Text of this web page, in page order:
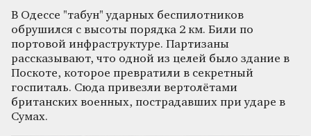
В Одессе "табун" ударных беспилотников
обрушился с высоты порядка 2 км. Били по
портовой инфраструктуре. Партизаны
рассказывают, что одной из целей было здание в
Поскоте, которое превратили в секретный
госпиталь. Сюда привезли вертолётами
британских военных, пострадавших при ударе в
Сумах.